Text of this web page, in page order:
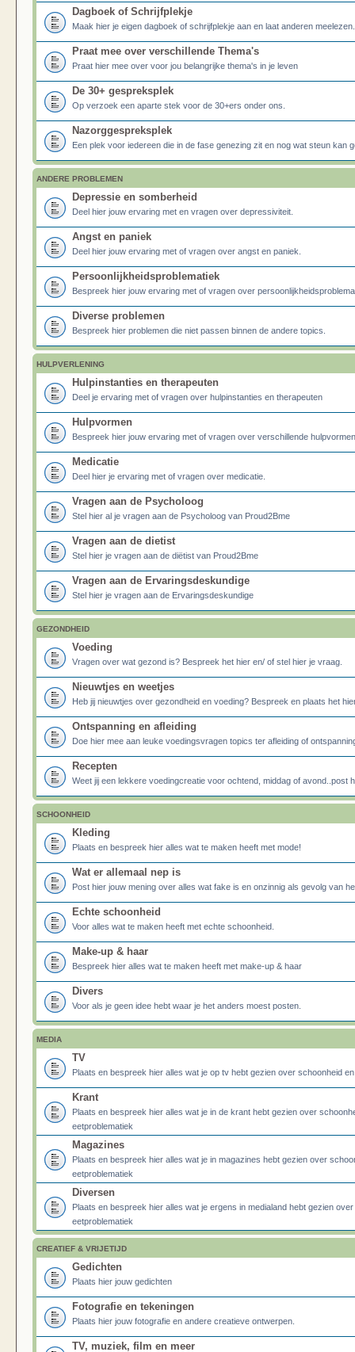
Dagboek of Schrijfplekje
Maak hier je eigen dagboek of schrijfplekje aan en laat anderen meelezen.
Praat mee over verschillende Thema's
Praat hier mee over voor jou belangrijke thema's in je leven
De 30+ gespreksplek
Op verzoek een aparte stek voor de 30+ers onder ons.
Nazorggespreksplek
Een plek voor iedereen die in de fase genezing zit en nog wat steun kan
ANDERE PROBLEMEN
Depressie en somberheid
Deel hier jouw ervaring met en vragen over depressiviteit.
Angst en paniek
Deel hier jouw ervaring met of vragen over angst en paniek.
Persoonlijkheidsproblematiek
Bespreek hier jouw ervaring met of vragen over
Diverse problemen
Bespreek hier problemen die niet passen binnen de andere topics.
HULPVERLENING
Hulpinstanties en therapeuten
Deel je ervaring met of vragen over hulpinstanties en therapeuten
Hulpvormen
Bespreek hier jouw ervaring met of vragen over verschillende
Medicatie
Deel hier je ervaring met of vragen over medicatie.
Vragen aan de Psycholoog
Stel hier al je vragen aan de Psycholoog van Proud2Bme
Vragen aan de dietist
Stel hier je vragen aan de diëtist van Proud2Bme
Vragen aan de Ervaringsdeskundige
Stel hier je vragen aan de Ervaringsdeskundige
GEZONDHEID
Voeding
Vragen over wat gezond is? Bespreek het hier en/ of stel hier je vraag.
Nieuwtjes en weetjes
Heb jij nieuwtjes over gezondheid en voeding? Bespreek en plaats het
Ontspanning en afleiding
Doe hier mee aan leuke voedingsvragen topics ter afleiding of
Recepten
Weet jij een lekkere voedingcreatie voor ochtend, middag of avond..post
SCHOONHEID
Kleding
Plaats en bespreek hier alles wat te maken heeft met mode!
Wat er allemaal nep is
Post hier jouw mening over alles wat fake is en onzinnig als gevolg van
Echte schoonheid
Voor alles wat te maken heeft met echte schoonheid.
Make-up & haar
Bespreek hier alles wat te maken heeft met make-up & haar
Divers
Voor als je geen idee hebt waar je het anders moest posten.
MEDIA
TV
Plaats en bespreek hier alles wat je op tv hebt gezien over schoonheid
Krant
Plaats en bespreek hier alles wat je in de krant hebt gezien over
eetproblematiek
Magazines
Plaats en bespreek hier alles wat je in magazines hebt gezien over
eetproblematiek
Diversen
Plaats en bespreek hier alles wat je ergens in medialand hebt gezien
eetproblematiek
CREATIEF & VRIJETIJD
Gedichten
Plaats hier jouw gedichten
Fotografie en tekeningen
Plaats hier jouw fotografie en andere creatieve ontwerpen.
TV, muziek, film en meer